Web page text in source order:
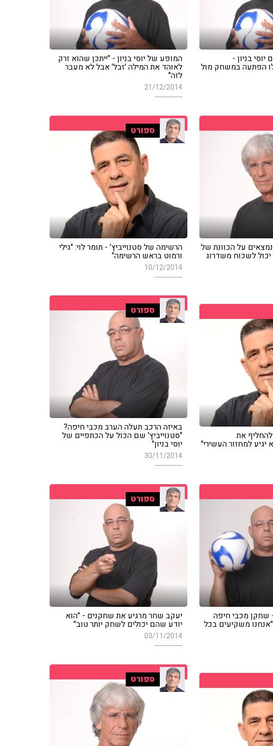
בניון -
הפתעה במשחק מול
המופע של יוסי בניון - "ייתכן שהוא זרק
לאוהד את המילה 'זבל' אבל לא מעבר
לזה"
21/12/2014
על הכוונת של
יכול לשכוח משדרוג
ספורט
הרשימה של סטנוייביץ' - תומר לוי: "גילי
ורמוט בראש הרשימה"
10/12/2014
ספורט
באיזה הרכב תעלה הערב מכבי חיפה?
"סטנוייביץ' שם הכול על הכתפיים של
יוסי בניון"
30/11/2014
להחליף את
יגיע למחזור העשירי"
שחקן מכבי חיפה
משקיעים בכל
ספורט
יעקב שחר מרגיע את שחקנים - "הוא
יודע שהם יכולים לשחק יותר טוב"
03/11/2014
ספורט